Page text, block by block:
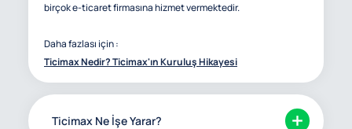
birçok e-ticaret firmasına hizmet vermektedir.
Daha fazlası için :
Ticimax Nedir? Ticimax'ın Kuruluş Hikayesi
Ticimax Ne İşe Yarar?